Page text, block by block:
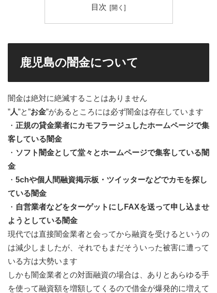
目次
鹿児島の闇金について
闇金は絶対に絶滅することはありません
”人”と”お金”があるところには必ず闇金は存在しています
・ 正規の貸金業者にカモフラージュしたホームページで集
客している闇金
・ ソフト闇金として堂々とホームページで集客している闇
金
・ 5chや個人間融資掲示板・ツイッターなどでカモを探し
ている闇金
・ 自営業者などをターゲットにしFAXを送って申し込ませ
ようとしている闇金
現代では直接闇金業者と会ってから融資を受けるというの
は減少しましたが、それでもまだそういった被害に遭って
いる方は大勢います
しかも闇金業者との対面融資の場合は、ありとあらゆる手
を使って融資額を増額してくるので借金が爆発的に増えて